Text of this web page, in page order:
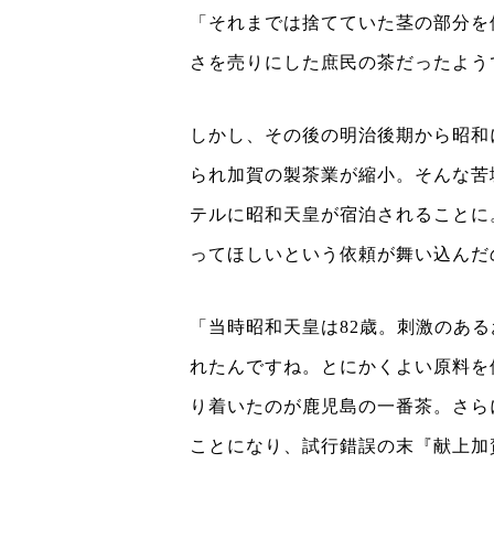
「それまでは捨てていた茎の部分
さを売りにした庶民の茶だったよう
しかし、その後の明治後期から昭
られ加賀の製茶業が縮小。そんな
テルに昭和天皇が宿泊されること
ってほしいという依頼が舞い込ん
「当時昭和天皇は82歳。刺激のあ
れたんですね。とにかくよい原料
り着いたのが鹿児島の一番茶。さ
ことになり、試行錯誤の末『献上